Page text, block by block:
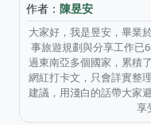
作者： 陳昱安
大家好，我是昱安，畢業
事旅遊規劃與分享工作已
過東南亞多個國家，累積
網紅打卡文，只會詳實整
建議，用淺白的話帶大家
享